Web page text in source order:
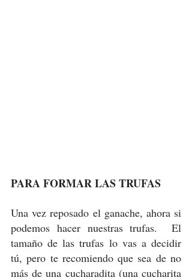
PARA FORMAR LAS TRUFAS
Una vez reposado el ganache, ahora si
podemos hacer nuestras trufas.  El
tamaño de las trufas lo vas a decidir
tú, pero te recomiendo que sea de no
más de una cucharadita (una cucharita